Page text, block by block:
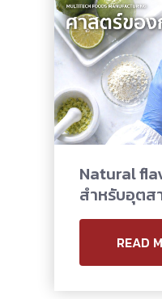
Natural
สำหรับอุตส
READ